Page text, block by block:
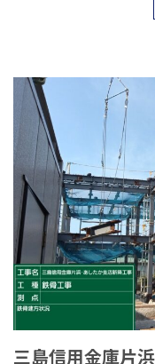
三島信用金庫片